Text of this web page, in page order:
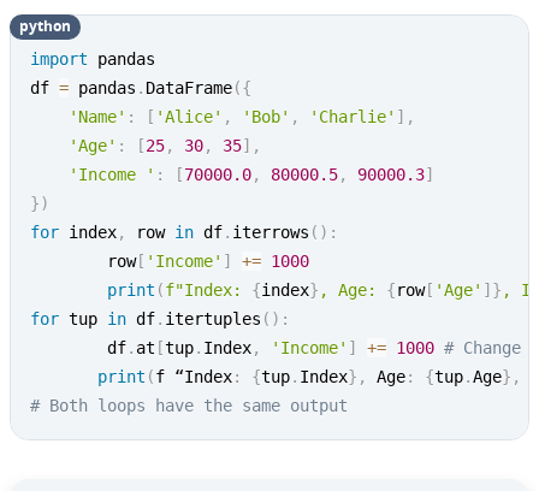
import pandas
df = pandas . DataFrame({
'Name' : [ 'Alice' , 'Bob' , 'Charlie' ] ,
'Age' : [25, 30, 35] ,
'Income ' : [70000.0, 80000.5, 90000.3]
})
for index, row in df. iterrows ( ) :
        row
[ 'Income' ] += 1000
print (f"Index: {index} , Age: {row[ 'Age' ] } ,
for tup in df. itertuples ( ) :
        df
. at [tup. Index, 'Income' ] += 1000 #
print (f “Index: {tup. Index} , Age: {tup.Age} ,
# Both loops have the same output
python